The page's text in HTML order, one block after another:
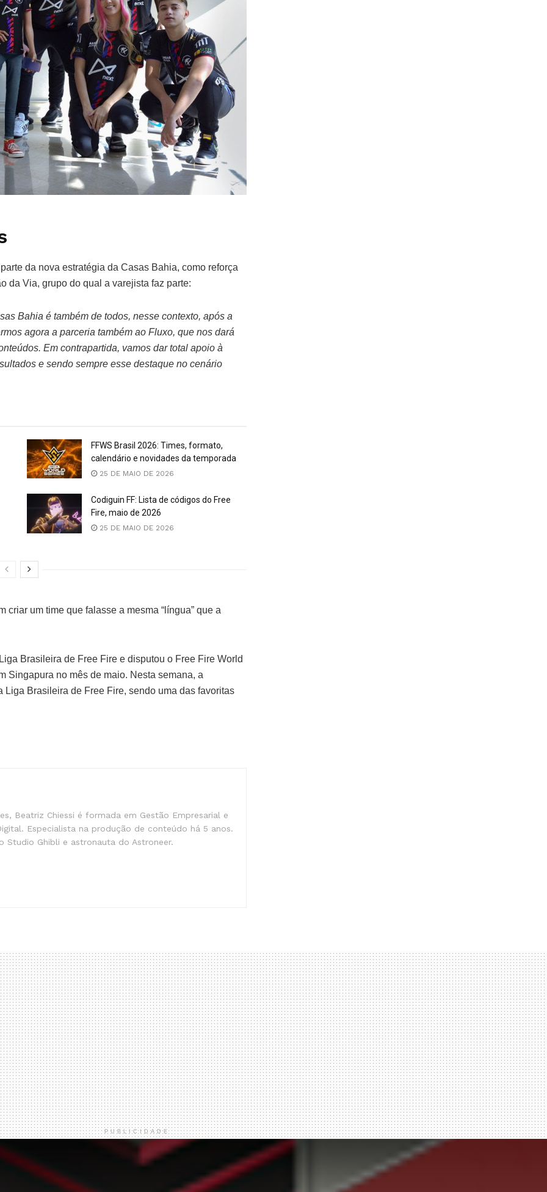
da nova estratégia da Casas Bahia, como reforça
da Via, grupo do qual a varejista faz parte:
Bahia é também de todos, nesse contexto, após a
agora a parceria também ao Fluxo, que nos dará
Em contrapartida, vamos dar total apoio à
e sendo sempre esse destaque no cenário
FFWS Brasil 2026: Times, formato,
calendário e novidades da temporada
25 DE MAIO DE 2026
Codiguin FF: Lista de códigos do Free
Fire, maio de 2026
25 DE MAIO DE 2026
um time que falasse a mesma “língua” que a
Brasileira de Free Fire e disputou o Free Fire World
Singapura no mês de maio. Nesta semana, a
Brasileira de Free Fire, sendo uma das favoritas
Beatriz Chiessi é formada em Gestão Empresarial e
Especialista na produção de conteúdo há 5 anos.
Studio Ghibli e astronauta do Astroneer.
PUBLICIDADE